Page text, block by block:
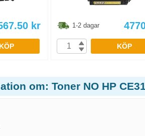
kr
KÖP
1-2 dagar
KÖP
om: Toner NO HP